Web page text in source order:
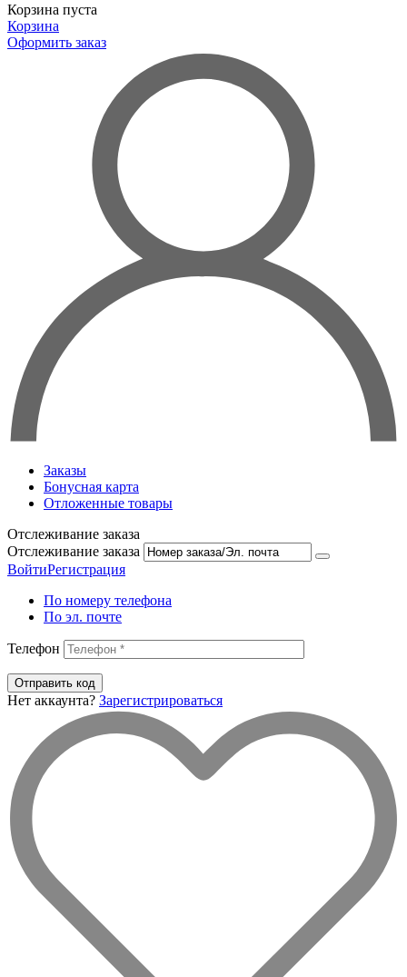
Корзина пуста
Корзина
Оформить заказ
Заказы
Бонусная карта
Отложенные товары
Отслеживание заказа
Отслеживание заказа
ВойтиРегистрация
По номеру телефона
По эл. почте
Телефон
Отправить код
Нет аккаунта? Зарегистрироваться